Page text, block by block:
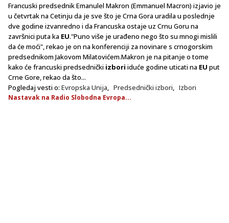
Francuski predsednik Emanulel Makron (Emmanuel Macron) izjavio je
u četvrtak na Cetinju da je sve što je Crna Gora uradila u poslednje
dve godine izvanredno i da Francuska ostaje uz Crnu Goru na
završnici puta ka EU."Puno više je urađeno nego što su mnogi mislili
da će moći", rekao je on na konferenciji za novinare s crnogorskim
predsednikom Jakovom Milatovićem.Makron je na pitanje o tome
kako će francuski predsednički izbori iduće godine uticati na EU put
Crne Gore, rekao da što...
Pogledaj vesti o: Evropska Unija, Predsednički izbori, Izbori
Nastavak na Radio Slobodna Evropa...